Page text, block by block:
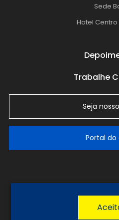
Sede
Hotel Centro
Trabalhe
Seja
Portal do
Política de